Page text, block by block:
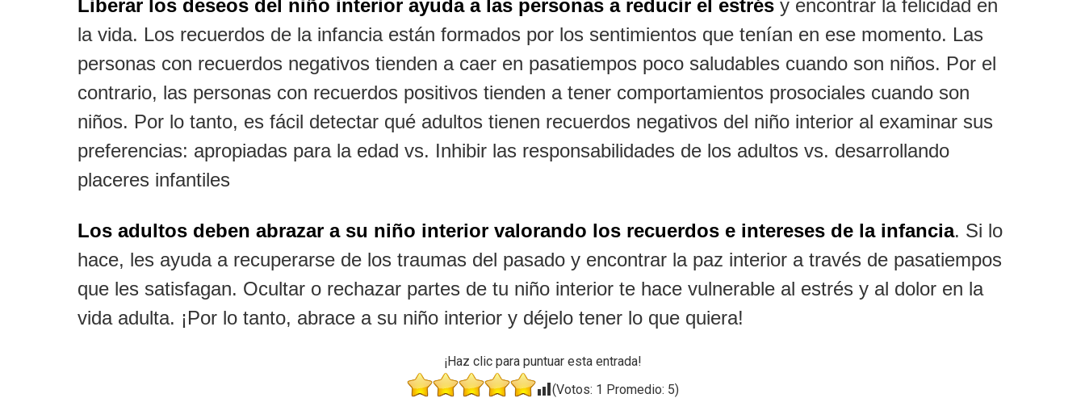
Liberar los deseos del niño interior ayuda a las personas a reducir el estrés y encontrar la felicidad en
la vida. Los recuerdos de la infancia están formados por los sentimientos que tenían en ese momento. Las
personas con recuerdos negativos tienden a caer en pasatiempos poco saludables cuando son niños. Por el
contrario, las personas con recuerdos positivos tienden a tener comportamientos prosociales cuando son
niños. Por lo tanto, es fácil detectar qué adultos tienen recuerdos negativos del niño interior al examinar sus
preferencias: apropiadas para la edad vs. Inhibir las responsabilidades de los adultos vs. desarrollando
placeres infantiles
Los adultos deben abrazar a su niño interior valorando los recuerdos e intereses de la infancia. Si lo
hace, les ayuda a recuperarse de los traumas del pasado y encontrar la paz interior a través de pasatiempos
que les satisfagan. Ocultar o rechazar partes de tu niño interior te hace vulnerable al estrés y al dolor en la
vida adulta. ¡Por lo tanto, abrace a su niño interior y déjelo tener lo que quiera!
¡Haz clic para puntuar esta entrada!
(Votos: 1 Promedio: 5)